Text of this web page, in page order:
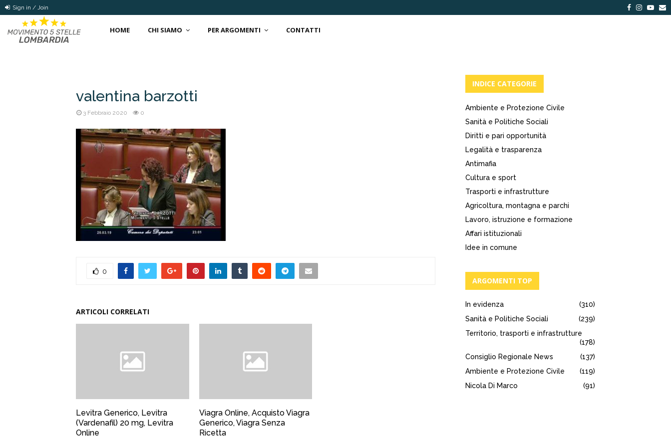
Sign in / Join Facebook
HOME CHI SIAMO PER ARGOMENTI CONTATTI
valentina barzotti
3 Febbraio 2020 0
0
ARTICOLI CORRELATI
Levitra Generico, Levitra
(Vardenafil) 20 mg, Levitra
Online
Viagra Online, Acquisto Viagra
Generico, Viagra Senza
Ricetta
INDICE CATEGORIE
Ambiente e Protezione Civile
Sanità e Politiche Sociali
Diritti e pari opportunità
Legalità e trasparenza
Antimafia
Cultura e sport
Trasporti e infrastrutture
Agricoltura, montagna e parchi
Lavoro, istruzione e formazione
Affari istituzionali
Idee in comune
ARGOMENTI TOP
In evidenza
(310)
Sanità e Politiche Sociali
(239)
Territorio, trasporti e infrastrutture
(178)
Consiglio Regionale News
(137)
Ambiente e Protezione Civile
(119)
Nicola Di Marco
(91)